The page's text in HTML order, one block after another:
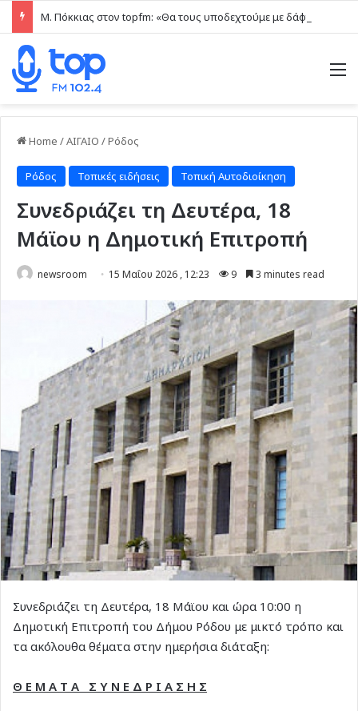
Home /ΑΙΓΑΙΟ /Ρόδος
Ρόδος Τοπικές ειδήσεις Τοπική Αυτοδιοίκηση
Συνεδριάζει τη Δευτέρα, 18
Μάϊου η Δημοτική Επιτροπή
newsroom 15 Μαΐου 2026 , 12:23 9 3 minutes read
Συνεδριάζει τη Δευτέρα, 18 Μάϊου και ώρα 10:00 η
Δημοτική Επιτροπή του Δήμου Ρόδου με μικτό τρόπο και
τα ακόλουθα θέματα στην ημερήσια διάταξη:
Θ Ε Μ Α Τ Α Σ Υ Ν Ε Δ Ρ Ι Α Σ Η Σ